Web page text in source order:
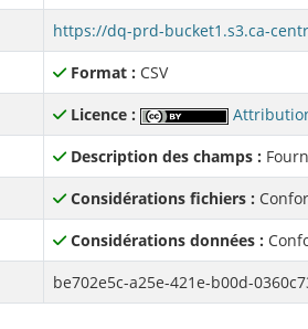
Format : CSV
Licence :
Description des champs :
Considérations fichiers :
Considérations données :
be702e5c-a25e-421e-b00d-